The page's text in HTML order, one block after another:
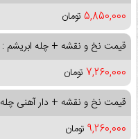
5,850,000 تومان
قیمت نخ و نقشه + چله ابریشم :
7,260,000 تومان
قیمت نخ و نقشه + دار آهنی
9,260,000 تومان